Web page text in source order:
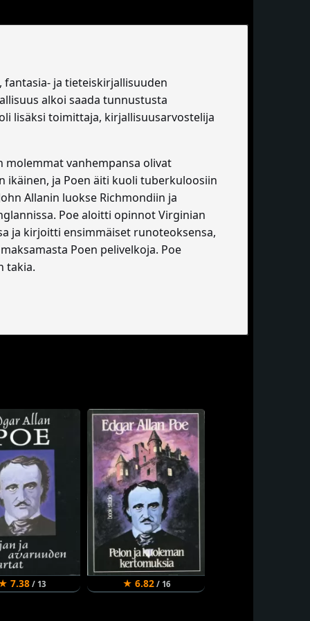
fantasia- ja tieteiskirjallisuuden
alkoi saada tunnustusta
lisäksi toimittaja, kirjallisuusarvostelija
molemmat vanhempansa olivat
ikäinen, ja Poen äiti kuoli tuberkuloosiin
Allanin luokse Richmondiin ja
Poe aloitti opinnot Virginian
ja kirjoitti ensimmäiset runoteoksensa,
Poen pelivelkoja. Poe
takia.
7.38/ 13 ★ 6.82/ 16